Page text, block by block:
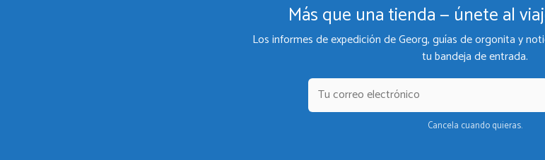
Más que una tienda — únete al
Los informes de expedición de Georg, guías de orgonita y
tu bandeja de entrada.
Cancela cuando quieras.